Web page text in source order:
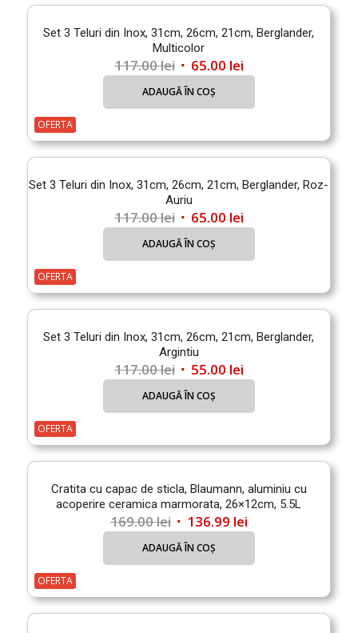
Set 3 Teluri din Inox, 31cm, 26cm, 21cm, Berglander,
Multicolor
117.00lei Prețul
inițial
117.00 lei.
65.00 leiPrețul
curent
este:
ADAUGĂ ÎN COȘ
OFERTA
Set 3 Teluri din Inox, 31cm, 26cm, 21cm, Berglander, Roz-
Auriu
117.00lei Prețul
inițial
117.00 lei.
65.00 leiPrețul
curent
este:
ADAUGĂ ÎN COȘ
OFERTA
Set 3 Teluri din Inox, 31cm, 26cm, 21cm, Berglander,
Argintiu
117.00lei Prețul
inițial
117.00 lei.
55.00 leiPrețul
curent
este:
ADAUGĂ ÎN COȘ
OFERTA
Cratita cu capac de sticla, Blaumann, aluminiu cu
acoperire ceramica marmorata, 26×12cm, 5.5L
169.00lei Prețul
inițial
169.00 lei.
136.99 leiPrețul
curent
este:
ADAUGĂ ÎN COȘ
OFERTA